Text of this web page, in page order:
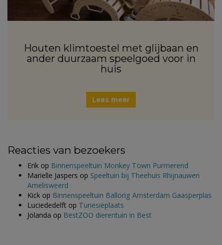
Houten klimtoestel met glijbaan en
ander duurzaam speelgoed voor in
huis
Lees meer
Reacties van bezoekers
Erik op Binnenspeeltuin Monkey Town Purmerend
Marielle Jaspers op Speeltuin bij Theehuis Rhijnauwen
Amelisweerd
Kick op Binnenspeeltuin Ballorig Amsterdam Gaasperplas
Luciededelft op Tunesiëplaats
Jolanda op BestZOO dierentuin in Best